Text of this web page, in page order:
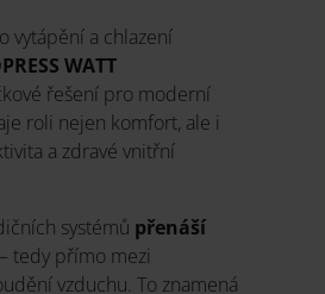
vytápění a chlazení
WATT
řešení pro moderní
roli nejen komfort, ale i
a zdravé vnitřní
systémů přenáší
– tedy přímo mezi
vzduchu. To znamená